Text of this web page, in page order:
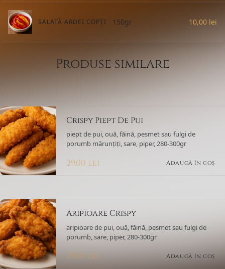
SALATĂ ARDEI COPȚI 10,00 lei
150gr
Produse similare
Crispy Piept De Pui
piept de pui, ouă, făină, pesmet sau fulgi de
porumb mărunțiți, sare, piper, 280-300gr
29,00 lei Adaugă în coș
Aripioare Crispy
aripioare de pui, ouă, făină, pesmet sau fulgi de
porumb, sare, piper, 280-300gr
25,00 lei Adaugă în coș